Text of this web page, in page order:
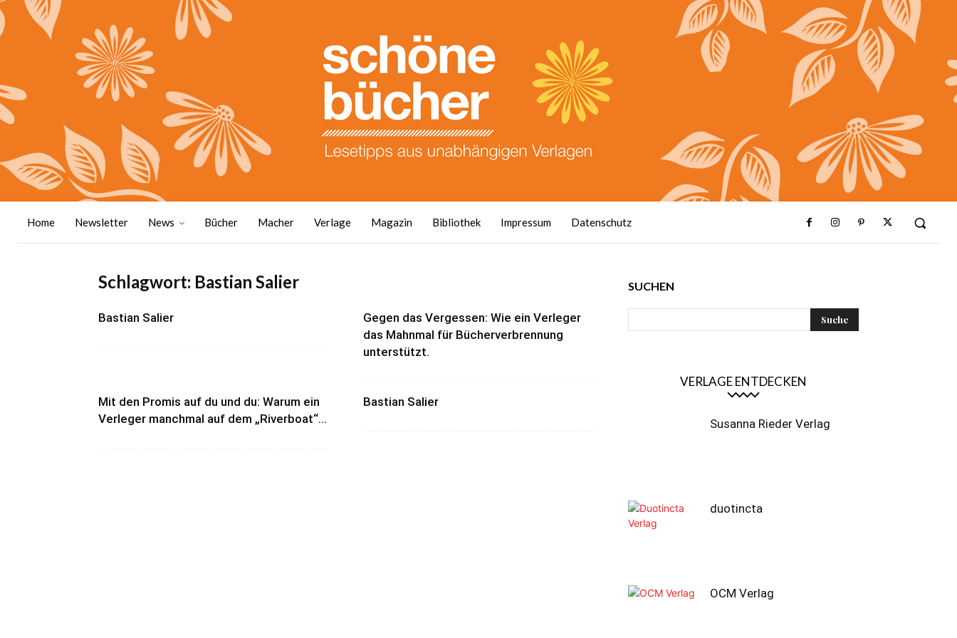
Home Newsletter News Bücher Macher Verlage Magazin Bibliothek Impressum Datenschutz
Schlagwort: Bastian Salier
Bastian Salier
Gegen das Vergessen: Wie ein Verleger
das Mahnmal für Bücherverbrennung
unterstützt.
Mit den Promis auf du und du: Warum ein
Verleger manchmal auf dem „Riverboat“...
Bastian Salier
SUCHEN
VERLAGE ENTDECKEN
Susanna Rieder Verlag
duotincta
OCM Verlag